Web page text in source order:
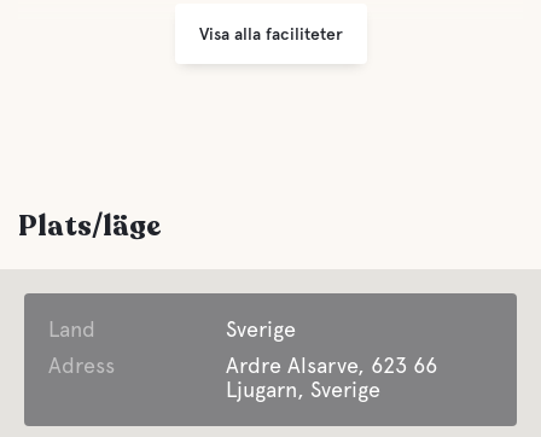
Dusch
Visa alla faciliteter
Plats/läge
Land
Sverige
Adress
Ardre Alsarve, 623 66
Ljugarn, Sverige